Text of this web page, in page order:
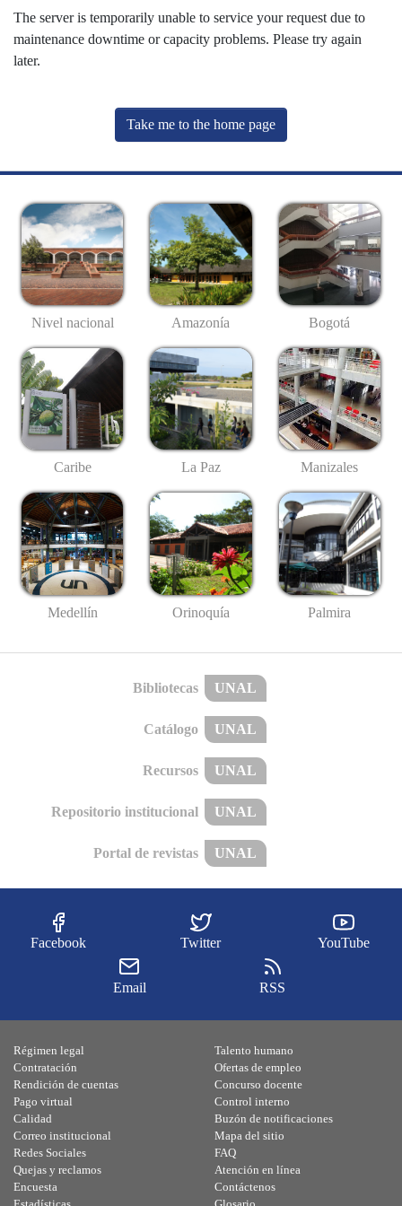
The server is temporarily unable to service your request due to
maintenance downtime or capacity problems. Please try again
later.
Take me to the home page
Nivel nacional Amazonía Bogotá
Caribe La Paz Manizales
Medellín Orinoquía Palmira
Bibliotecas UNAL
Catálogo UNAL
Recursos UNAL
Repositorio institucional UNAL
Portal de revistas UNAL
Facebook Twitter YouTube
Email RSS
Régimen legal
Contratación
Rendición de cuentas
Pago virtual
Calidad
Talento humano
Ofertas de empleo
Concurso docente
Control interno
Buzón de notificaciones
Correo institucional
Redes Sociales
Quejas y reclamos
Encuesta
Mapa del sitio
FAQ
Atención en línea
Contáctenos